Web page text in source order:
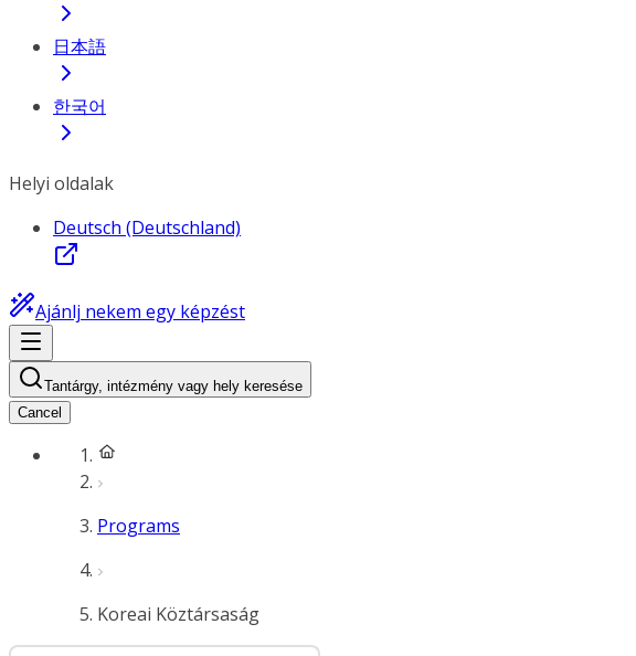
日本語
한국어
Helyi oldalak
Deutsch (Deutschland)
Ajánlj nekem egy képzést
Tantárgy, intézmény vagy hely keresése
Cancel
Programs
Koreai Köztársaság